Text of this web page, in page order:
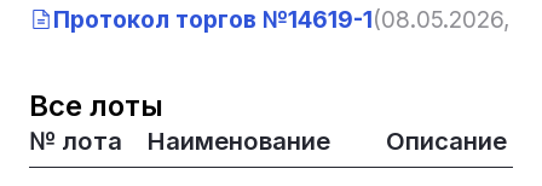
Протокол торгов №14619-1(08.05.2026,
Все лоты
№ лота Наименование Описание